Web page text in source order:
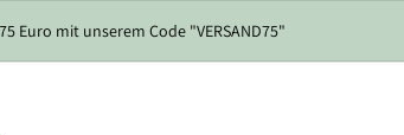
Euro mit unserem Code "VERSAND75"